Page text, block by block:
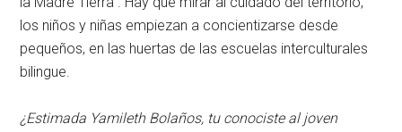
los niños y niñas empiezan a concientizarse desde
pequeños, en las huertas de las escuelas interculturales
bilingue.
¿Estimada Yamileth Bolaños, tu conociste al joven